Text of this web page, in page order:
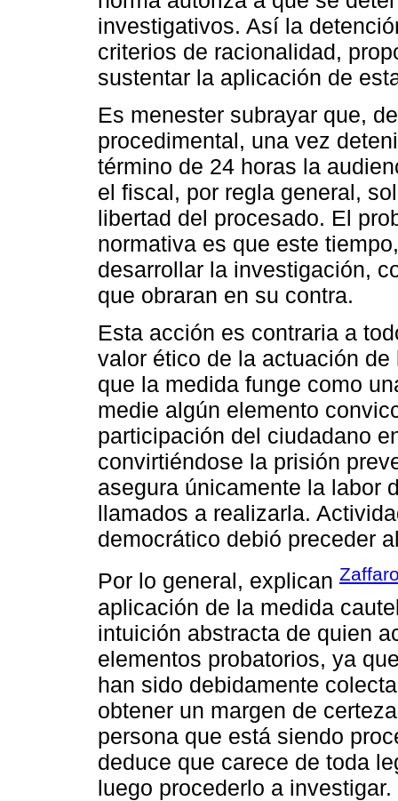
investigativos. Así la
criterios de racionalidad,
sustentar la aplicación de
Es menester subrayar que,
procedimental, una vez
término de 24 horas la
el fiscal, por regla general,
libertad del procesado. El
normativa es que este
desarrollar la investigación,
que obraran en su contra.
Esta acción es contraria a
valor ético de la actuación
que la medida funge como
medie algún elemento
participación del ciudadano
convirtiéndose la prisión
asegura únicamente la labor
llamados a realizarla.
democrático debió preceder
Por lo general, explican
aplicación de la medida
intuición abstracta de quien
elementos probatorios, ya
han sido debidamente
obtener un margen de
persona que está siendo
deduce que carece de toda
luego procederlo a investigar.